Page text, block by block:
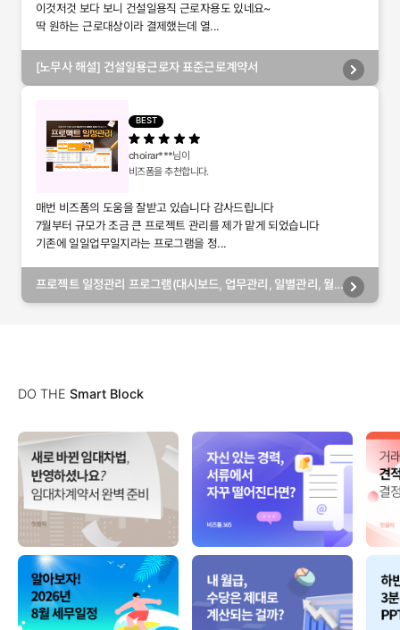
이것저것 보다 보니 건설일용직 근로자용도 있네요~
딱 원하는 근로대상이라 결제했는데 열...
[노무사 해설] 건설일용근로자 표준근로계약서
BEST
choirar***님이
비즈폼을 추천합니다.
매번 비즈폼의 도움을 잘받고 있습니다 감사드립니다
7월부터 규모가 조금 큰 프로젝트 관리를 제가 맡게 되었습니다
기존에 일일업무일지라는 프로그램을 정...
프로젝트 일정관리 프로그램(대시보드, 업무관리, 일별관리, 월
DO THE Smart Block